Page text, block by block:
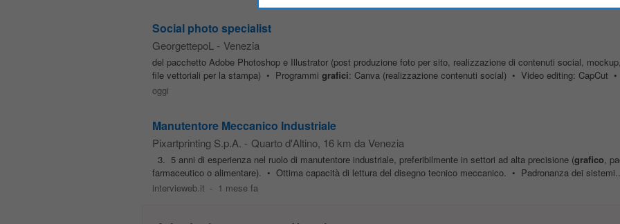
Social photo specialist
GeorgettepoL - Venezia
del pacchetto Adobe Photoshop e Illustrator (post produzione foto per sito, realizzazione di contenuti social,
file vettoriali per la stampa) • Programmi grafici: Canva (realizzazione contenuti social) • Video editing: CapCut
oggi
Manutentore Meccanico Industriale
Pixartprinting S.p.A. - Quarto d'Altino, 16 km da Venezia
3. 5 anni di esperienza nel ruolo di manutentore industriale, preferibilmente in settori ad alta precisione (grafico,
farmaceutico o alimentare). • Ottima capacità di lettura del disegno tecnico meccanico. • Padronanza dei
intervieweb.it - 1 mese fa